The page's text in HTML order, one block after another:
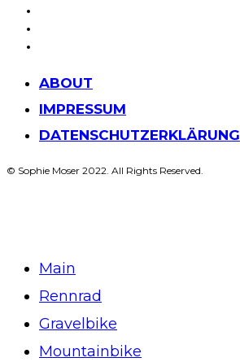
ABOUT
IMPRESSUM
DATENSCHUTZERKLÄRUNG
© Sophie Moser 2022. All Rights Reserved.
Main
Rennrad
Gravelbike
Mountainbike